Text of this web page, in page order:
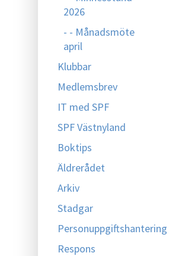
2026
- - Månadsmöte
april
Klubbar
Medlemsbrev
IT med SPF
SPF Västnyland
Boktips
Äldrerådet
Arkiv
Stadgar
Personuppgiftshantering
Respons